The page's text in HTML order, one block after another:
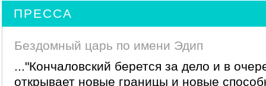
ПРЕССА
Бездомный царь по имени Эдип
..."Кончаловский берется за дело и в
открывает новые границы и новые